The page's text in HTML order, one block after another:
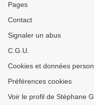
Pages
Contact
Signaler un abus
C.G.U.
Cookies et données
Préférences cookies
Voir le profil de Stéphane